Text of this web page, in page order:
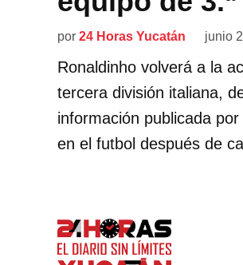
por 24 Horas Yucatán junio
Ronaldinho volverá a la
tercera división italiana,
información publicada
en el futbol después de